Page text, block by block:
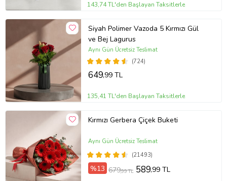
143,74 TL'den Başlayan Taksitlerle
Siyah Polimer Vazoda 5 Kırmızı Gül
ve Bej Lagurus
(724)
Aynı Gün Ücretsiz Teslimat
649,99 TL
135,41 TL'den Başlayan Taksitlerle
Kırmızı Gerbera Çiçek Buketi
(21493)
Aynı Gün Ücretsiz Teslimat
%13 679,99 TL 589,99 TL